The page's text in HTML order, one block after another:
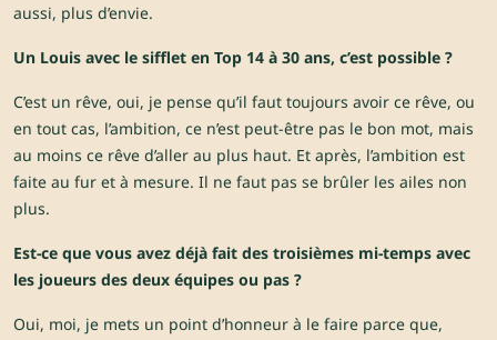
aussi, plus d’envie.
Un Louis avec le sifflet en Top 14 à 30 ans, c’est possible ?
C’est un rêve, oui, je pense qu’il faut toujours avoir ce rêve, ou
en tout cas, l’ambition, ce n’est peut-être pas le bon mot, mais
au moins ce rêve d’aller au plus haut. Et après, l’ambition est
faite au fur et à mesure. Il ne faut pas se brûler les ailes non
plus.
Est-ce que vous avez déjà fait des troisièmes mi-temps avec
les joueurs des deux équipes ou pas ?
Oui, moi, je mets un point d’honneur à le faire parce que,